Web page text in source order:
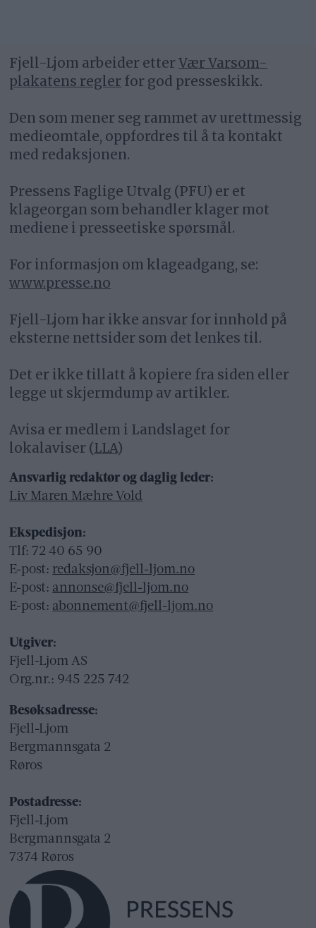
Fjell-Ljom arbeider etterVær Varsom-
plakatens regler for god presseskikk.
Den som mener seg rammet av urettmessig
medieomtale, oppfordres til å ta kontakt
med redaksjonen.
Pressens Faglige Utvalg (PFU) er et
klageorgan som behandler klager mot
mediene i presseetiske spørsmål.
For informasjon om klageadgang, se:
www.presse.no
Fjell-Ljom har ikke ansvar for innhold på
eksterne nettsider som det lenkes til.
Det er ikke tillatt å kopiere fra siden eller
legge ut skjermdump av artikler.
Avisa er medlem i Landslaget for
lokalaviser (LLA)
Ansvarlig redaktør og daglig leder:
Liv Maren Mæhre Vold
Ekspedisjon:
Tlf: 72 40 65 90
E-post: redaksjon@fjell-ljom.no
E-post: annonse@fjell-ljom.no
E-post: abonnement@fjell-ljom.no
Utgiver:
Fjell-Ljom AS
Org.nr.: 945 225 742
Besøksadresse:
Fjell-Ljom
Bergmannsgata 2
Røros
Postadresse:
Fjell-Ljom
Bergmannsgata 2
7374 Røros